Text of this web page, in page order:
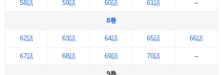
58話 59話 60話 61話 –
8巻
62話 63話 64話 65話 66話
67話 68話 69話 70話 –